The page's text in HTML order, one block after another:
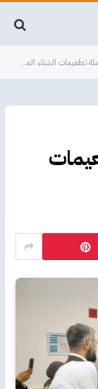
الشتاء الموسمية